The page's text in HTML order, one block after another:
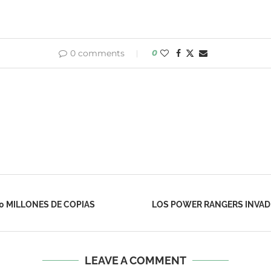
0 comments 0
MILLONES DE COPIAS LOS POWER RANGERS
LEAVE A COMMENT